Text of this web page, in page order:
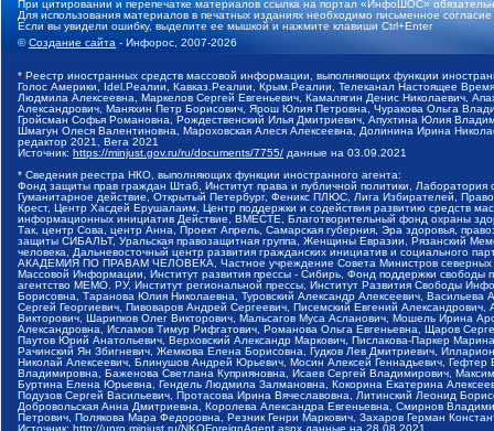
При цитировании и перепечатке материалов ссылка на портал «ИнфоШОС»
Для использования материалов в печатных изданиях необходимо письменное
Если вы увидели ошибку, выделите ее мышкой и нажмите клавиши Ctrl+Enter
©Создание сайта - Инфорос, 2007-2026
* Реестр иностранных средств массовой информации, выполняющих функции
Голос Америки, Idel.Реалии, Кавказ.Реалии, Крым.Реалии, Телеканал Настоящее
Людмила Алексеевна, Маркелов Сергей Евгеньевич, Камалягин Денис Николаевич,
Александрович, Маняхин Петр Борисович, Ярош Юлия Петровна, Чуракова Ольга
Гройсман Софья Романовна, Рождественский Илья Дмитриевич, Апухтина Юлия
Шмагун Олеся Валентиновна, Мароховская Алеся Алексеевна, Долинина Ирина
редактор 2021, Вега 2021
Источник: https://minjust.gov.ru/ru/documents/7755/ данные на 03.09.2021
* Сведения реестра НКО, выполняющих функции иностранного агента:
Фонд защиты прав граждан Штаб, Институт права и публичной политики,
Гуманитарное действие, Открытый Петербург, Феникс ПЛЮС, Лига Избирателей,
Крест, Центр Хасдей Ерушалаим, Центр поддержки и содействия развитию средств
информационных инициатив Действие, ВМЕСТЕ, Благотворительный фонд охраны
Так, центр Сова, центр Анна, Проект Апрель, Самарская губерния, Эра здоровья,
защиты СИБАЛЬТ, Уральская правозащитная группа, Женщины Евразии, Рязанский
человека, Дальневосточный центр развития гражданских инициатив и социального
АКАДЕМИЯ ПО ПРАВАМ ЧЕЛОВЕКА, Частное учреждение Совета Министров северных
Массовой Информации, Институт развития прессы - Сибирь, Фонд поддержки
агентство МЕМО. РУ, Институт региональной прессы, Институт Развития Свободы
Борисовна, Таранова Юлия Николаевна, Туровский Александр Алексеевич,
Сергей Георгиевич, Пивоваров Андрей Сергеевич, Писемский Евгений
Викторович, Шарипков Олег Викторович, Мальсагов Муса Асланович, Мошель Ирина
Александровна, Исламов Тимур Рифгатович, Романова Ольга Евгеньевна, Щаров
Паутов Юрий Анатольевич, Верховский Александр Маркович, Пислакова-Паркер
Рачинский Ян Збигневич, Жемкова Елена Борисовна, Гудков Лев Дмитриевич,
Николай Алексеевич, Блинушов Андрей Юрьевич, Мосин Алексей Геннадьевич,
Владимировна, Баженова Светлана Куприяновна, Исаев Сергей Владимирович,
Буртина Елена Юрьевна, Гендель Людмила Залмановна, Кокорина Екатерина
Подузов Сергей Васильевич, Протасова Ирина Вячеславовна, Литинский Леонид
Добровольская Анна Дмитриевна, Королева Александра Евгеньевна, Смирнов
Петрович, Полякова Мара Федоровна, Резник Генри Маркович, Захаров Герман
Источник: http://unro.minjust.ru/NKOForeignAgent.aspx данные на 28.08.2021